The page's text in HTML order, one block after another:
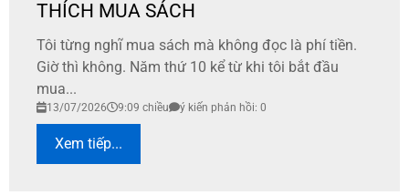
THÍCH MUA SÁCH
Tôi từng nghĩ mua sách mà không đọc là phí tiền.
Giờ thì không. Năm thứ 10 kể từ khi tôi bắt đầu
mua...
13/07/2026 9:09 chiều ý kiến phản hồi: 0
Xem tiếp...